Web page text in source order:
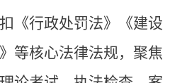
《行政处罚法》《建设
等核心法律法规，聚焦